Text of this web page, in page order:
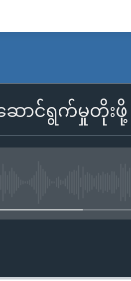
ဆောင်ရွက်မှုတိုး